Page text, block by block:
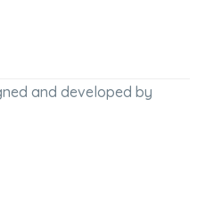
and developed by